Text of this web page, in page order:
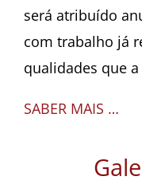
será atribuído
com trabalho já
qualidades que
SABER MAIS …